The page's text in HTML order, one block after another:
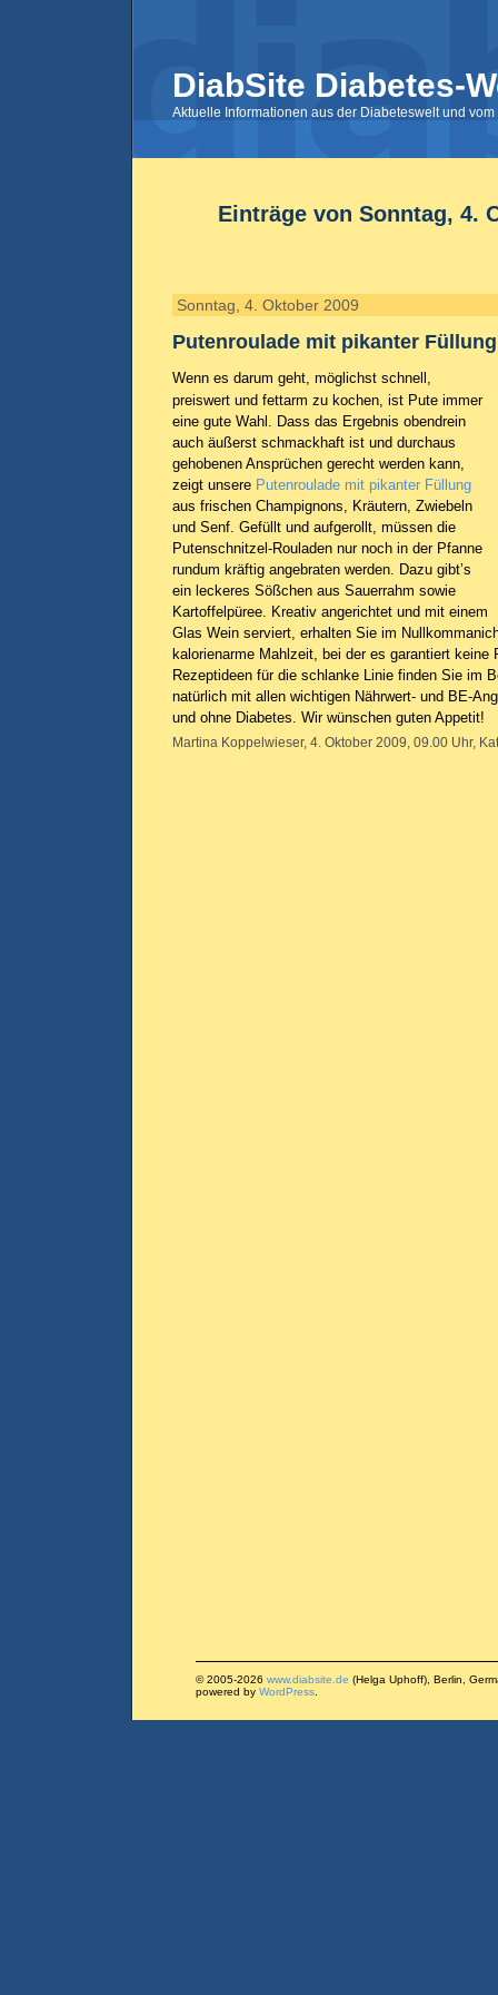
DiabSite Diabetes-
Aktuelle Informationen aus der Diabeteswelt und
Einträge von Sonntag, 4.
Sonntag, 4. Oktober 2009
Putenroulade mit pikanter Füllung
Wenn es darum geht, möglichst schnell,
preiswert und fettarm zu kochen, ist Pute immer
eine gute Wahl. Dass das Ergebnis obendrein
auch äußerst schmackhaft ist und durchaus
gehobenen Ansprüchen gerecht werden kann,
zeigt unsere Putenroulade mit pikanter Füllung
aus frischen Champignons, Kräutern, Zwiebeln
und Senf. Gefüllt und aufgerollt, müssen die
Putenschnitzel-Rouladen nur noch in der Pfanne
rundum kräftig angebraten werden. Dazu gibt’s
ein leckeres Sößchen aus Sauerrahm sowie
Kartoffelpüree. Kreativ angerichtet und mit einem
Glas Wein serviert, erhalten Sie im
kalorienarme Mahlzeit, bei der es garantiert keine
Rezeptideen für die schlanke Linie finden Sie im
natürlich mit allen wichtigen Nährwert- und BE-
und ohne Diabetes. Wir wünschen guten Appetit!
Martina Koppelwieser, 4. Oktober 2009, 09.00 Uhr,
© 2005-2026 www.diabsite.de (Helga Uphoff), Berlin,
powered by WordPress.